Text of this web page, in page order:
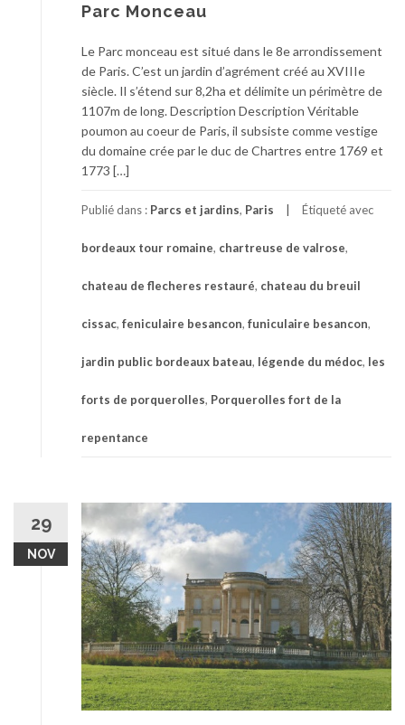
Parc Monceau
Le Parc monceau est situé dans le 8e arrondissement
de Paris. C’est un jardin d’agrément créé au XVIIIe
siècle. Il s’étend sur 8,2ha et délimite un périmètre de
1107m de long. Description Description Véritable
poumon au coeur de Paris, il subsiste comme vestige
du domaine crée par le duc de Chartres entre 1769 et
1773 […]
Publié dans : Parcs et jardins, Paris Étiqueté avec
bordeaux tour romaine, chartreuse de valrose,
chateau de flecheres restauré, chateau du breuil
cissac, feniculaire besancon, funiculaire besancon,
jardin public bordeaux bateau, légende du médoc, les
forts de porquerolles, Porquerolles fort de la
repentance
29
NOV